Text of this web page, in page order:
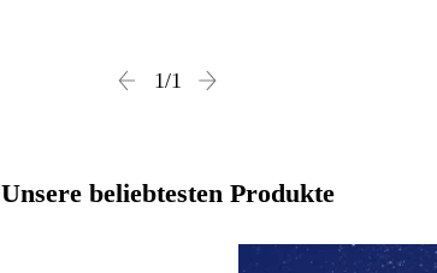
1/1
Unsere beliebtesten Produkte